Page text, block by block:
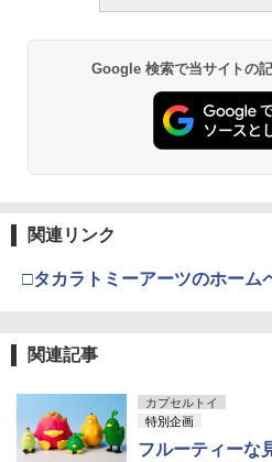
Google 検索で当サイトの
関連リンク
□タカラトミーアーツのホーム
関連記事
カプセルトイ
特別企画
フルーティーな